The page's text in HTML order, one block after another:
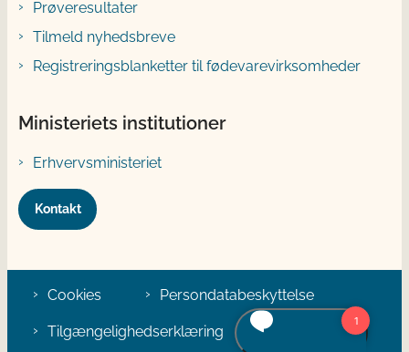
Prøveresultater
Tilmeld nyhedsbreve
Registreringsblanketter til fødevarevirksomheder
Ministeriets institutioner
Erhvervsministeriet
Kontakt
Cookies Persondatabeskyttelse
Tilgængelighedserklæring